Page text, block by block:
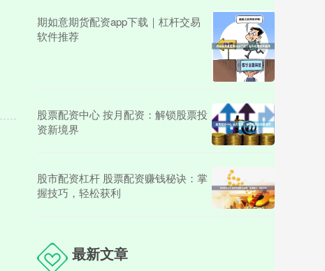
期如意期货配资app下载｜杠杆交易
软件推荐
股票配资中心 按月配资：解锁股票投
资新境界
股市配资杠杆 股票配资赚钱秘诀：掌
握技巧，轻松获利
最新文章